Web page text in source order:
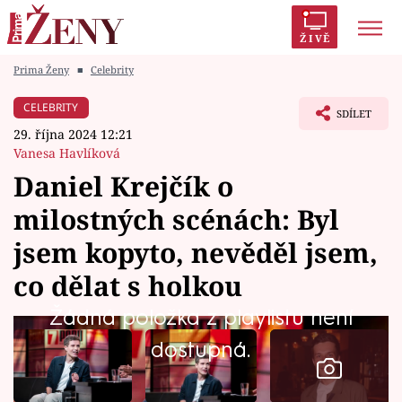
ŽIVĚ
Módní alarm
Témata
Celebrity
Vztahy
Seriály
Prima Ženy ■ Celebrity
CELEBRITY
29. října 2024 12:21
Vanesa Havlíková
SDÍLET
Daniel Krejčík o
milostných scénách: Byl
jsem kopyto, nevěděl jsem,
co dělat s holkou
Žádná položka z playlistu není
dostupná.